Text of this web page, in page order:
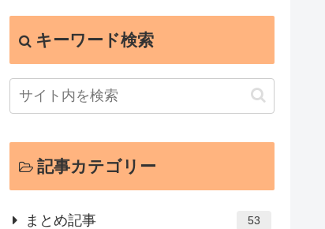
キーワード検索
記事カテゴリー
まとめ記事 53